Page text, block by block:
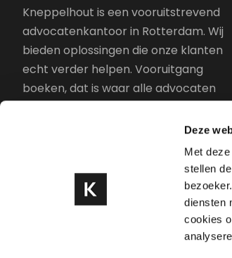
Deze
Met
stellen
diensten
cookies
Kneppelhout is een vooruitstrevend
advocatenkantoor in Rotterdam. Wij
bieden oplossingen die onze klanten
echt verder helpen. Vooruitgang
boeken, dat is waar alle advocaten